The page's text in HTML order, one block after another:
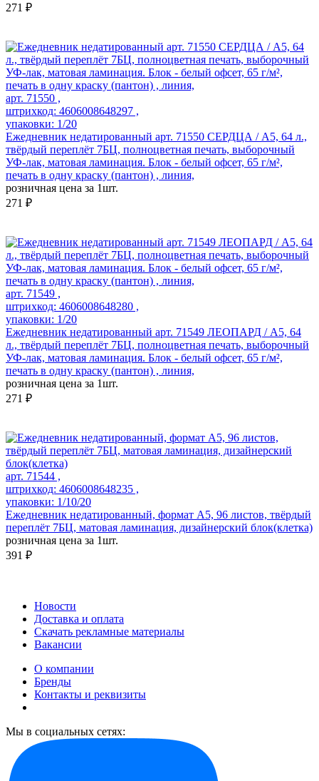
271 ₽
арт. 71550 ,
штрихкод: 4606008648297 ,
упаковки: 1/20
Ежедневник недатированный арт. 71550 СЕРДЦА / А5, 64 л.,
твёрдый переплёт 7БЦ, полноцветная печать, выборочный
УФ-лак, матовая ламинация. Блок - белый офсет, 65 г/м²,
печать в одну краску (пантон) , линия,
розничная цена за 1шт.
271 ₽
арт. 71549 ,
штрихкод: 4606008648280 ,
упаковки: 1/20
Ежедневник недатированный арт. 71549 ЛЕОПАРД / А5, 64
л., твёрдый переплёт 7БЦ, полноцветная печать, выборочный
УФ-лак, матовая ламинация. Блок - белый офсет, 65 г/м²,
печать в одну краску (пантон) , линия,
розничная цена за 1шт.
271 ₽
арт. 71544 ,
штрихкод: 4606008648235 ,
упаковки: 1/10/20
Ежедневник недатированный, формат А5, 96 листов, твёрдый
переплёт 7БЦ, матовая ламинация, дизайнерский блок(клетка)
розничная цена за 1шт.
391 ₽
Новости
Доставка и оплата
Скачать рекламные материалы
Вакансии
О компании
Бренды
Контакты и реквизиты
Мы в социальных сетях: